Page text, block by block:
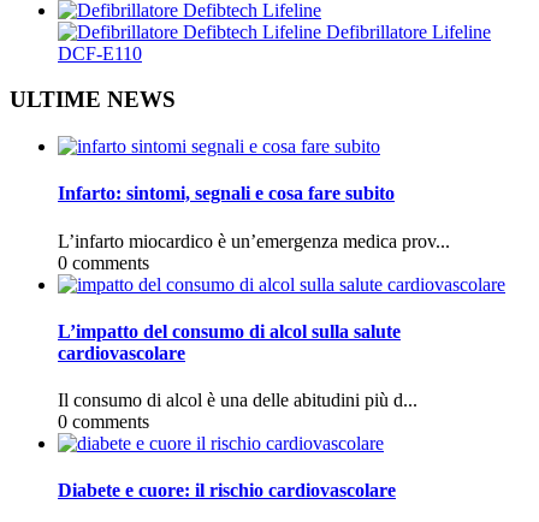
Defibrillatore Lifeline
DCF-E110
ULTIME NEWS
Infarto: sintomi, segnali e cosa fare subito
L’infarto miocardico è un’emergenza medica prov...
0 comments
L’impatto del consumo di alcol sulla salute
cardiovascolare
Il consumo di alcol è una delle abitudini più d...
0 comments
Diabete e cuore: il rischio cardiovascolare